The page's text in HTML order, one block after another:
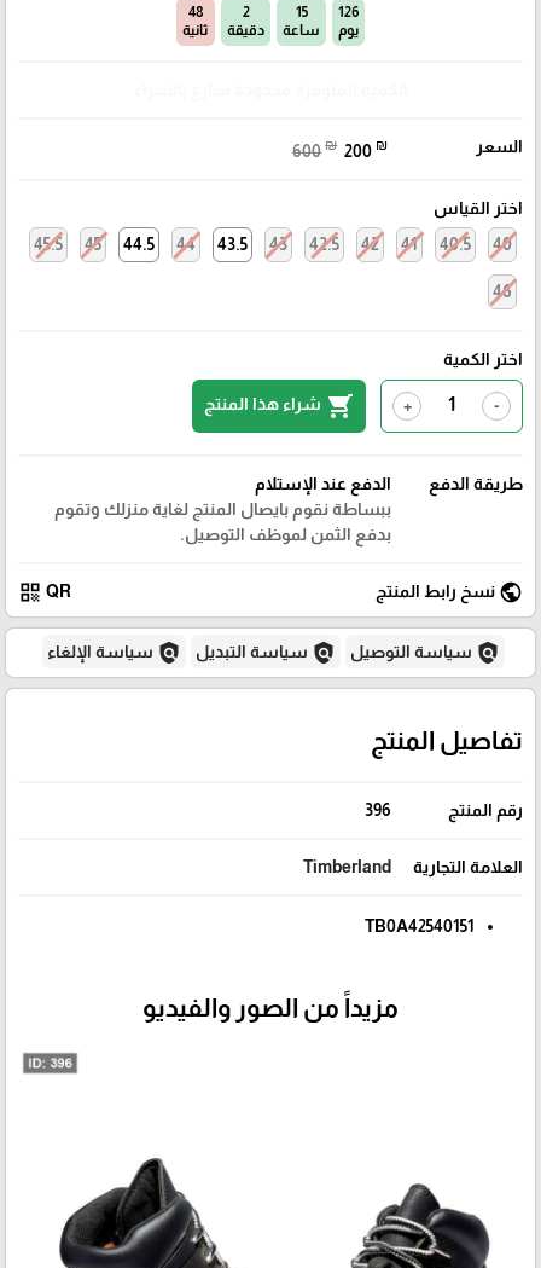
126
يوم
15
ساعة
2
دقيقة
47
ثانية
السعر 600 ₪ 200 ₪
اختر القياس
40
40.5
41
42
42.5
43
43.5
44
44.5
45
45.5
46
اختر الكمية
-
+
shopping_cart شراء هذا المنتج
طريقة الدفع
الدفع عند الإستلام
ببساطة نقوم بايصال المنتج لغاية منزلك وتقوم
بدفع الثمن لموظف التوصيل.
public نسخ رابط المنتج QR
qr_code
policy سياسة التوصيل policy سياسة التبديل policy سياسة الإلغاء
تفاصيل المنتج
رقم المنتج 396
العلامة التجارية Timberland
TB0A42540151
مزيداً من الصور والفيديو